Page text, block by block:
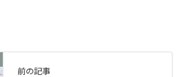
前の記事